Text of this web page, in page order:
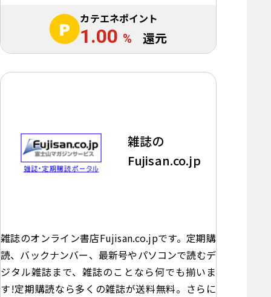
カテエネポイント
1.00 % 還元
雑誌の
Fujisan.co.jp
雑誌のオンライン書店Fujisan.co.jpです。定期購
読、バックナンバー、最新号やパソコンで読むデ
ジタル雑誌まで、雑誌のことなら何でも揃いま
す!定期購読なら多くの雑誌が送料無料。さらに